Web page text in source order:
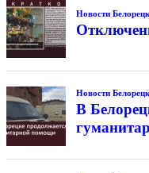
Новости
Новости
В